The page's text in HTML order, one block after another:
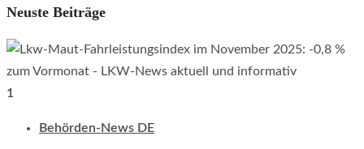
Neuste Beiträge
1
Behörden-News DE